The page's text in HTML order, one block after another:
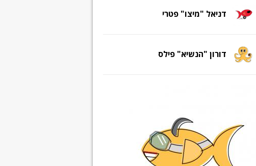
דניאל "מיצו" פטרי
דורון "הנשיא" פילס